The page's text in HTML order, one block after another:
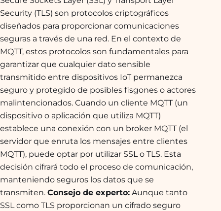
Security (TLS) son protocolos criptográficos
diseñados para proporcionar comunicaciones
seguras a través de una red. En el contexto de
MQTT, estos protocolos son fundamentales para
garantizar que cualquier dato sensible
transmitido entre dispositivos IoT permanezca
seguro y protegido de posibles fisgones o actores
malintencionados. Cuando un cliente MQTT (un
dispositivo o aplicación que utiliza MQTT)
establece una conexión con un broker MQTT (el
servidor que enruta los mensajes entre clientes
MQTT), puede optar por utilizar SSL o TLS. Esta
decisión cifrará todo el proceso de comunicación,
manteniendo seguros los datos que se
transmiten. Consejo de experto: Aunque tanto
SSL como TLS proporcionan un cifrado seguro